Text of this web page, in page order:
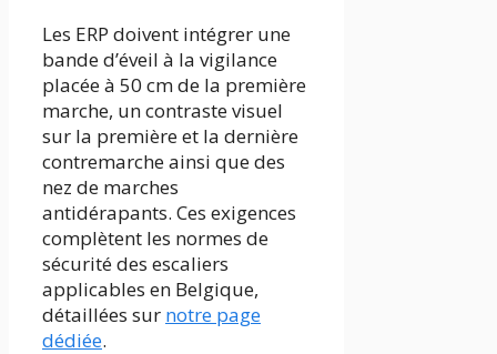
Les ERP doivent intégrer une
bande d’éveil à la vigilance
placée à 50 cm de la première
marche, un contraste visuel
sur la première et la dernière
contremarche ainsi que des
nez de marches
antidérapants. Ces exigences
complètent les normes de
sécurité des escaliers
applicables en Belgique,
détaillées sur notre page
dédiée.